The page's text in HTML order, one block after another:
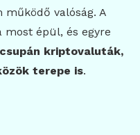
valóság. A
épül, és egyre
kriptovaluták,
terepe is.